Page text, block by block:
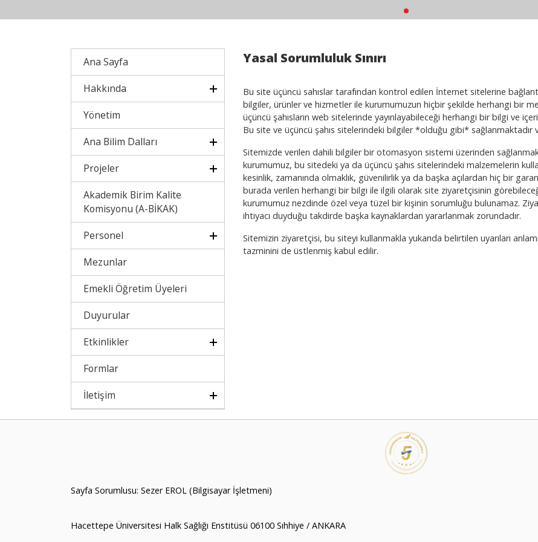
Ana Sayfa
Hakkında
Yönetim
Ana Bilim Dalları
Projeler
Akademik Birim Kalite
Komisyonu (A-BİKAK)
Personel
Mezunlar
Emekli Öğretim Üyeleri
Duyurular
Etkinlikler
Formlar
İletişim
Yasal Sorumluluk Sınırı
Bu site üçüncü sahıslar tarafından kontrol edilen İnternet sitelerine
bilgiler, ürünler ve hizmetler ile kurumumuzun hiçbir şekilde herhangi bir
üçüncü şahısların web sitelerinde yayınlayabileceği herhangi bir bilgi ve
Bu site ve üçüncü şahıs sitelerindeki bilgiler *olduğu gibi* sağlanmaktadır
Sitemizde verilen dahili bilgiler bir otomasyon sistemi üzerinden
kurumumuz, bu sitedeki ya da üçüncü şahıs sitelerindeki malzemelerin
kesinlik, zamanında olmaklık, güvenilirlik ya da başka açılardan hiç bir
burada verilen herhangi bir bilgi ile ilgili olarak site ziyaretçisinin
kurumumuz nezdinde özel veya tüzel bir kişinin sorumluğu bulunamaz.
ihtiyacı duyduğu takdirde başka kaynaklardan yararlanmak zorundadır.
Sitemizin ziyaretçisi, bu siteyi kullanmakla yukarıda belirtilen uyarıları
tazminini de üstlenmiş kabul edilir.
Sayfa Sorumlusu: Sezer EROL (Bilgisayar İşletmeni)
Hacettepe Üniversitesi Halk Sağlığı Enstitüsü 06100 Sıhhiye / ANKARA